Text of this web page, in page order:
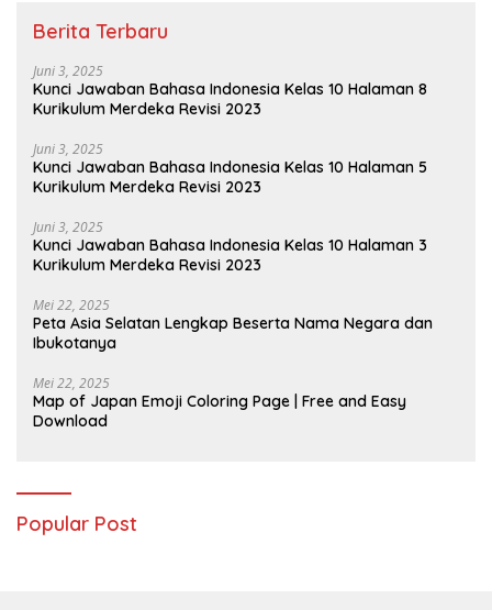
Berita Terbaru
Juni 3, 2025
Kunci Jawaban Bahasa Indonesia Kelas 10 Halaman 8
Kurikulum Merdeka Revisi 2023
Juni 3, 2025
Kunci Jawaban Bahasa Indonesia Kelas 10 Halaman 5
Kurikulum Merdeka Revisi 2023
Juni 3, 2025
Kunci Jawaban Bahasa Indonesia Kelas 10 Halaman 3
Kurikulum Merdeka Revisi 2023
Mei 22, 2025
Peta Asia Selatan Lengkap Beserta Nama Negara dan
Ibukotanya
Mei 22, 2025
Map of Japan Emoji Coloring Page | Free and Easy
Download
Popular Post